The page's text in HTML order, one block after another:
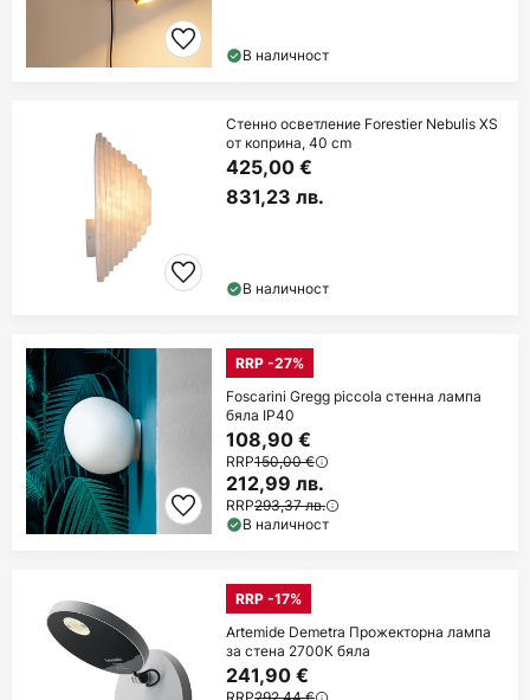
В наличност
Стенно осветление Forestier Nebulis XS
от коприна, 40 cm
425,00 €
831,23 лв.
В наличност
RRP -27%
Foscarini Gregg piccola стенна лампа
бяла IP40
108,90 €
RRP150,00 €
212,99 лв.
RRP293,37 лв.
В наличност
RRP -17%
Artemide Demetra Прожекторна лампа
за стена 2700К бяла
241,90 €